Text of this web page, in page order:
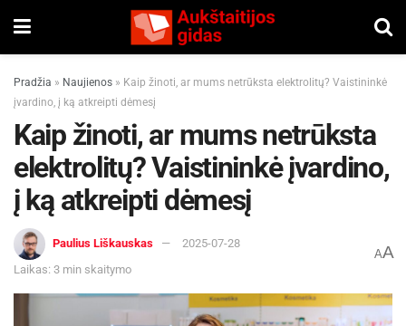
Pradžia » Naujienos » Kaip žinoti, ar mums netrūksta elektrolitų? Vaistininkė
įvardino, į ką atkreipti dėmesį
Kaip žinoti, ar mums netrūksta
elektrolitų? Vaistininkė įvardino,
į ką atkreipti dėmesį
Paulius Liškauskas
2025-07-28
Laikas: 3 min skaitymo
AA